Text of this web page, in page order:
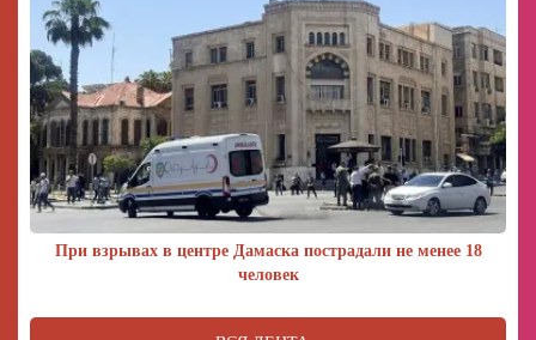
При взрывах в центре Дамаска пострадали не менее 18
человек